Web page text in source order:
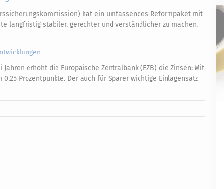
hat ein umfassendes Reformpaket mit
langfristig stabiler, gerechter und verständlicher zu machen.
erhöht die Europäische Zentralbank (EZB) die Zinsen: Mit
Prozentpunkte. Der auch für Sparer wichtige Einlagensatz